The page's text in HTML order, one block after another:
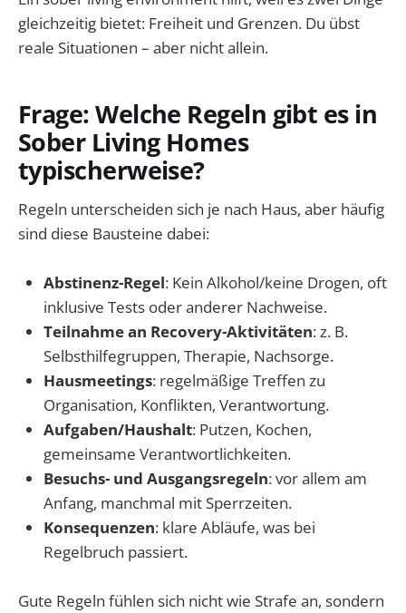
gleichzeitig bietet: Freiheit und Grenzen. Du übst
reale Situationen – aber nicht allein.
Frage: Welche Regeln gibt es in
Sober Living Homes
typischerweise?
Regeln unterscheiden sich je nach Haus, aber häufig
sind diese Bausteine dabei:
Abstinenz-Regel: Kein Alkohol/keine Drogen, oft
inklusive Tests oder anderer Nachweise.
Teilnahme an Recovery-Aktivitäten: z. B.
Selbsthilfegruppen, Therapie, Nachsorge.
Hausmeetings: regelmäßige Treffen zu
Organisation, Konflikten, Verantwortung.
Aufgaben/Haushalt: Putzen, Kochen,
gemeinsame Verantwortlichkeiten.
Besuchs- und Ausgangsregeln: vor allem am
Anfang, manchmal mit Sperrzeiten.
Konsequenzen: klare Abläufe, was bei
Regelbruch passiert.
Gute Regeln fühlen sich nicht wie Strafe an, sondern